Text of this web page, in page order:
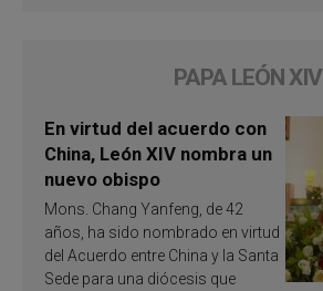
PAPA LEÓN XIV
En virtud del acuerdo con
China, León XIV nombra un
nuevo obispo
Mons. Chang Yanfeng, de 42
años, ha sido nombrado en virtud
del Acuerdo entre China y la Santa
Sede para una diócesis que